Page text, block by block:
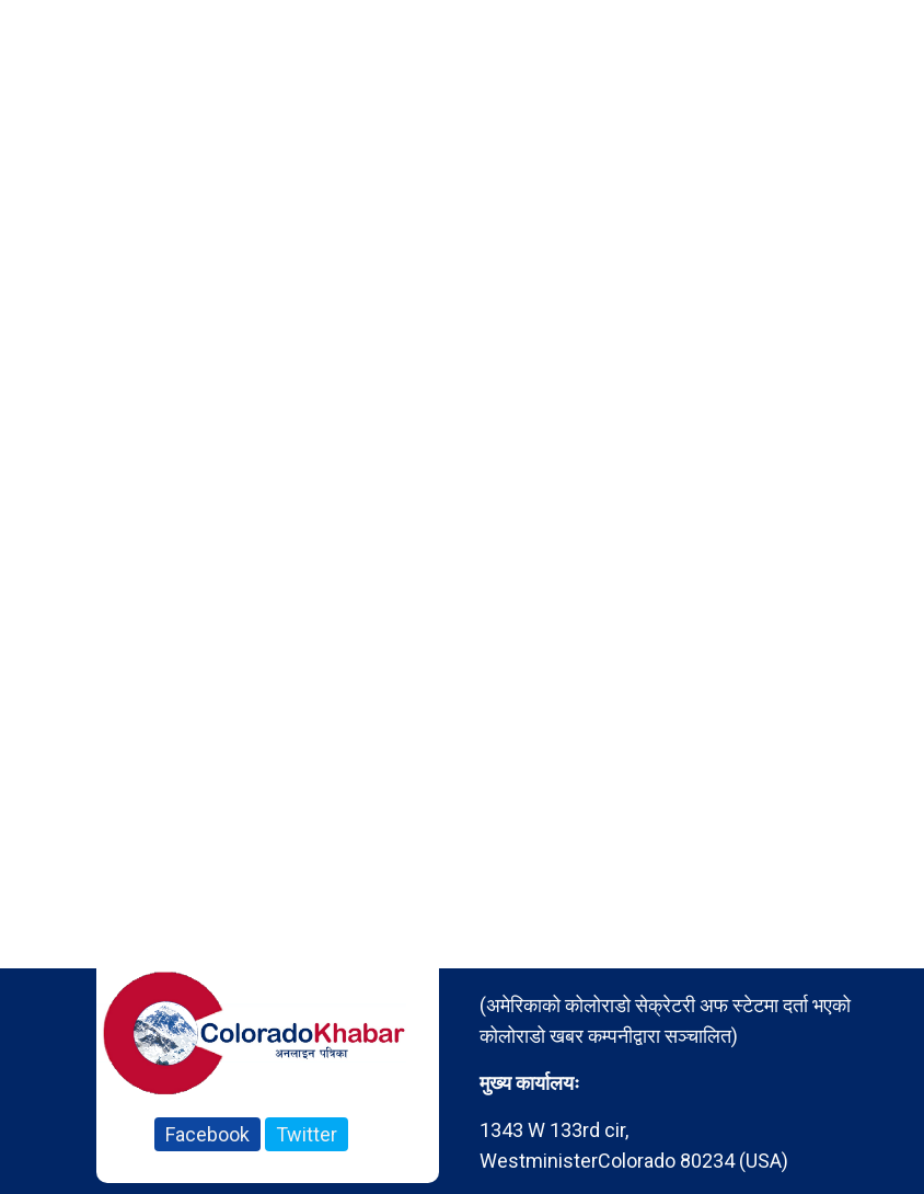
Facebook Twitter
(अमेरिकाको कोलोराडो सेक्रेटरी अफ स्टेटमा दर्ता भएको
कोलोराडो खबर कम्पनीद्वारा सञ्चालित)
मुख्य कार्यालयः
1343 W 133rd cir,
WestministerColorado 80234 (USA)